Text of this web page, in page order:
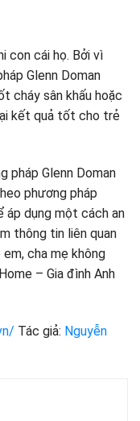
con cái họ. Bởi vì
Glenn Doman
cháy sân khấu hoặc
kết quả tốt cho trẻ
pháp Glenn Doman
phương pháp
áp dụng một cách an
thông tin liên quan
cha mẹ không
– Gia đình Anh
Tác giả: Nguyễn